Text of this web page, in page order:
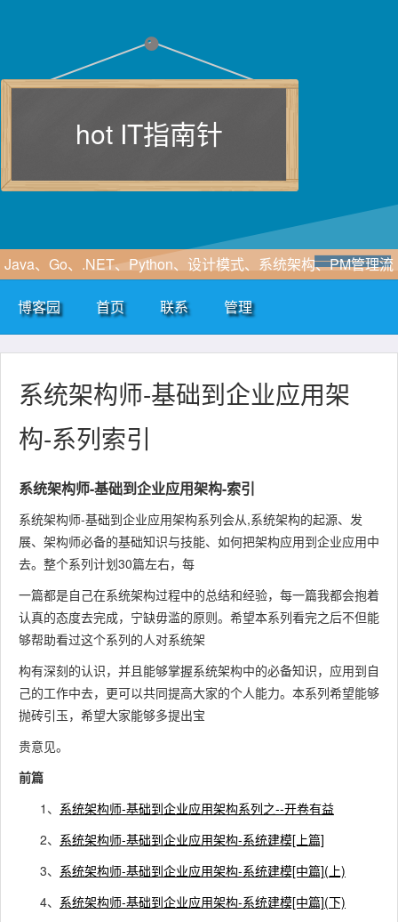
hot IT指南针
Java、Go、.NET、Python、设计模式、系统架构、PM管理流
WF、SAAS、EIP、ERP、HIS、B2B、B2C、CRM、OA等行
业咨询及解决方案
博客园 首页 联系 管理
系统架构师-基础到企业应用架
构-系列索引
系统架构师-基础到企业应用架构-索引
系统架构师-基础到企业应用架构系列会从,系统架构的起源、发
展、架构师必备的基础知识与技能、如何把架构应用到企业应用中
去。整个系列计划30篇左右，每
一篇都是自己在系统架构过程中的总结和经验，每一篇我都会抱着
认真的态度去完成，宁缺毋滥的原则。希望本系列看完之后不但能
够帮助看过这个系列的人对系统架
构有深刻的认识，并且能够掌握系统架构中的必备知识，应用到自
己的工作中去，更可以共同提高大家的个人能力。本系列希望能够
抛砖引玉，希望大家能够多提出宝
贵意见。
前篇
1、 系统架构师-基础到企业应用架构系列之--开卷有益
2、 系统架构师-基础到企业应用架构-系统建模[上篇]
3、 系统架构师-基础到企业应用架构-系统建模[中篇](上)
4、 系统架构师-基础到企业应用架构-系统建模[中篇](下)